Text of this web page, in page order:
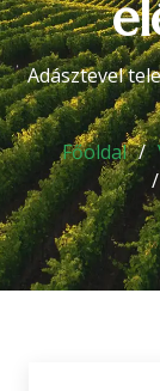
Adásztevel
Főoldal